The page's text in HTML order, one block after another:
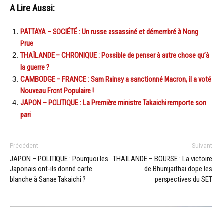
A Lire Aussi:
PATTAYA – SOCIÉTÉ : Un russe assassiné et démembré à Nong
Prue
THAÏLANDE – CHRONIQUE : Possible de penser à autre chose qu’à
la guerre ?
CAMBODGE – FRANCE : Sam Rainsy a sanctionné Macron, il a voté
Nouveau Front Populaire !
JAPON – POLITIQUE : La Première ministre Takaichi remporte son
pari
Précédent
JAPON – POLITIQUE : Pourquoi les
Japonais ont-ils donné carte
blanche à Sanae Takaichi ?
Suivant
THAÏLANDE – BOURSE : La victoire
de Bhumjaithai dope les
perspectives du SET